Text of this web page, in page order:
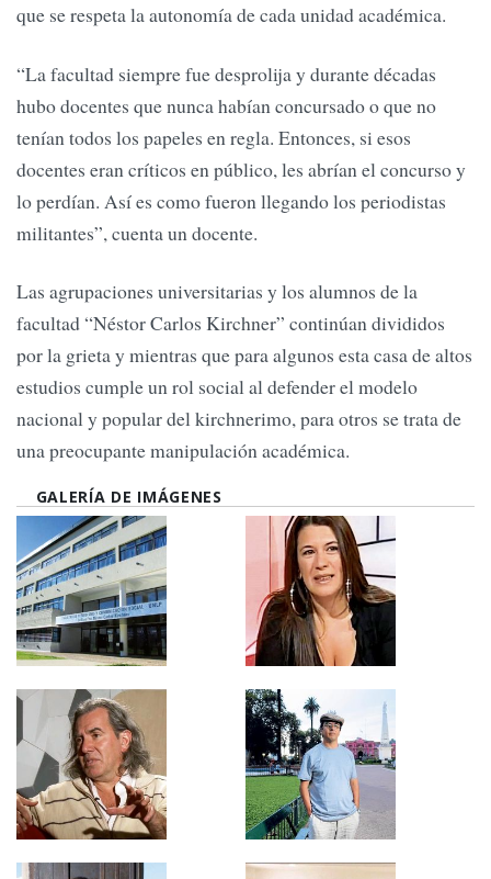
que se respeta la autonomía de cada unidad académica.
“La facultad siempre fue desprolija y durante décadas
hubo docentes que nunca habían concursado o que no
tenían todos los papeles en regla. Entonces, si esos
docentes eran críticos en público, les abrían el concurso y
lo perdían. Así es como fueron llegando los periodistas
militantes”, cuenta un docente.
Las agrupaciones universitarias y los alumnos de la
facultad “Néstor Carlos Kirchner” continúan divididos
por la grieta y mientras que para algunos esta casa de altos
estudios cumple un rol social al defender el modelo
nacional y popular del kirchnerimo, para otros se trata de
una preocupante manipulación académica.
GALERÍA DE IMÁGENES